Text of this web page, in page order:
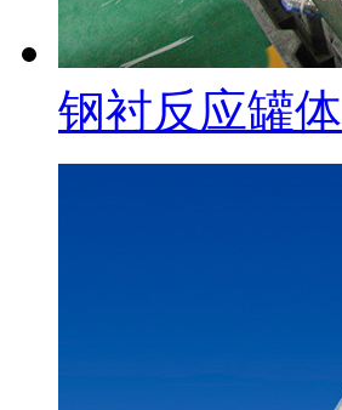
钢衬反应罐体